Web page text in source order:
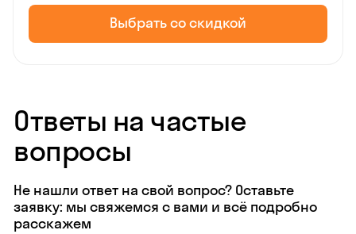
Выбрать со скидкой
Ответы на частые
вопросы
Не нашли ответ на свой вопрос? Оставьте
заявку: мы свяжемся с вами и всё подробно
расскажем